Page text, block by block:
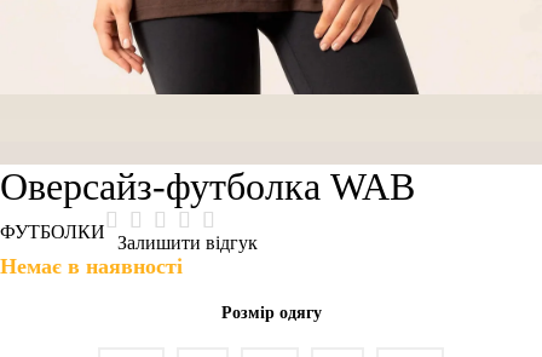
Оверсайз-футболка WAB
ФУТБОЛКИ
Залишити відгук
Немає в наявності
Розмір одягу